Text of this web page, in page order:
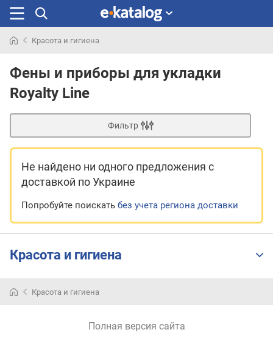
раньше
Красота и гигиена
Фены и приборы для укладки
Royalty Line
Фильтр
Не найдено ни одного предложения с
доставкой по Украине
Попробуйте поискать без учета региона доставки
Красота и гигиена
Красота и гигиена
Полная версия сайта